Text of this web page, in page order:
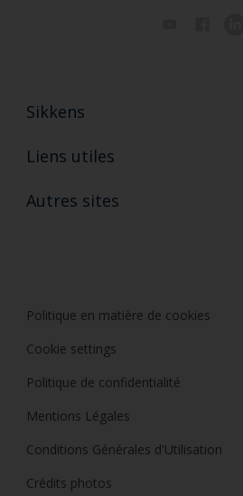
Sikkens
A propos de Sikkens
Liens utiles
Ouvrir un magasin PASS
Autres sites
Politique en matière de cookies
Cookie settings
Politique de confidentialité
Mentions Légales
Conditions Générales d'Utilisation
Crédits photos